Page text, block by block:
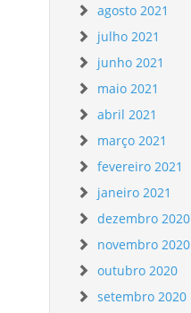
agosto 2021
julho 2021
junho 2021
maio 2021
abril 2021
março 2021
fevereiro 2021
janeiro 2021
dezembro 2020
novembro 2020
outubro 2020
setembro 2020